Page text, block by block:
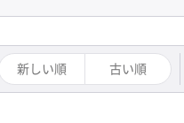
新しい順 古い順